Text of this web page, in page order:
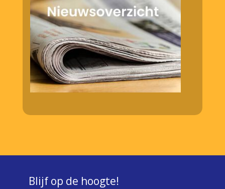
Blijf op de hoogte!